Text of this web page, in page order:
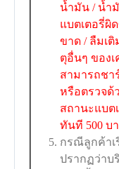
น้ำมัน / น้ำ
แบตเตอรี่ผิ
ขาด / ลืมเติ
ตุอื่นๆ ของ
สามารถชา
หรือตรวจด้
สถานะแบต
ทันที 500 บ
กรณีลูกค้าเ
ปรากฏว่าบ